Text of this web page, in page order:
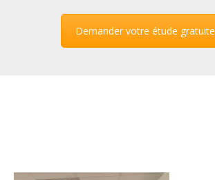
Demander votre étude gratuite